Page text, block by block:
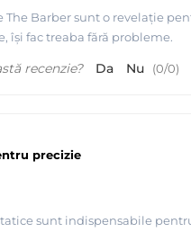
The Barber sunt o revelație
își fac treaba fără probleme.
recenzie?
Da Nu (0/0)
precizie
sunt indispensabile